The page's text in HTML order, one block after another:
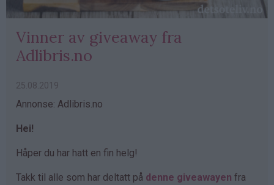
Vinner av giveaway fra
Adlibris.no
25.08.2019
Annonse: Adlibris.no
Hei!
Håper du har hatt en fin helg!
Takk til alle som har deltatt på denne giveawayen fra